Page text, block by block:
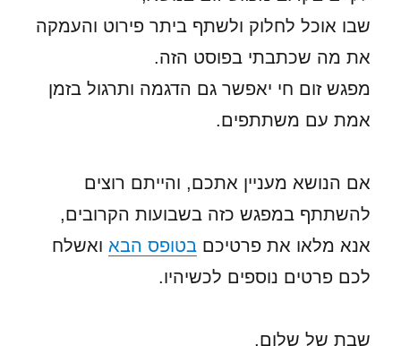
שבו אוכל לחלוק ולשתף ביתר פירוט והעמקה
את מה שכתבתי בפוסט הזה.
מפגש זום חי יאפשר גם הדגמה ותרגול בזמן
אמת עם משתתפים.
אם הנושא מעניין אתכם, והייתם רוצים
להשתתף במפגש כזה בשבועות הקרובים,
אנא מלאו את פרטיכםבטופס הבא ואשלח
לכם פרטים נוספים לכשיהיו.
שבת של שלום,